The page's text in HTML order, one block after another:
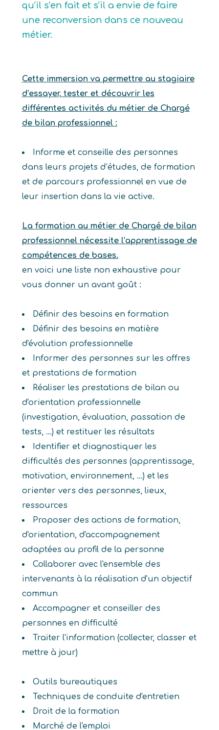
qu’il s’en fait et s’il a envie de faire
une reconversion dans ce nouveau
métier.
Cette immersion va permettre au stagiaire
d’essayer, tester et découvrir les
différentes activités du métier de Chargé
de bilan professionnel :
Informe et conseille des personnes
dans leurs projets d’études, de formation
et de parcours professionnel en vue de
leur insertion dans la vie active.
La formation au métier de Chargé de bilan
professionnel nécessite l’apprentissage de
compétences de bases.
en voici une liste non exhaustive pour
vous donner un avant goût :
Définir des besoins en formation
Définir des besoins en matière
d'évolution professionnelle
Informer des personnes sur les offres
et prestations de formation
Réaliser les prestations de bilan ou
d'orientation professionnelle
(investigation, évaluation, passation de
tests, ...) et restituer les résultats
Identifier et diagnostiquer les
difficultés des personnes (apprentissage,
motivation, environnement, ...) et les
orienter vers des personnes, lieux,
ressources
Proposer des actions de formation,
d'orientation, d'accompagnement
adaptées au profil de la personne
Collaborer avec l'ensemble des
intervenants à la réalisation d'un objectif
commun
Accompagner et conseiller des
personnes en difficulté
Traiter l'information (collecter, classer et
mettre à jour)
Outils bureautiques
Techniques de conduite d'entretien
Droit de la formation
Marché de l'emploi